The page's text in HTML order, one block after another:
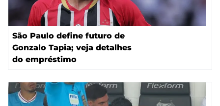
São Paulo define futuro de
Gonzalo Tapia; veja detalhes
do empréstimo